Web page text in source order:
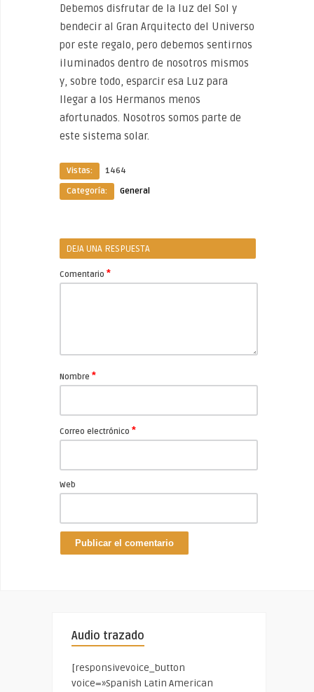
Debemos disfrutar de la luz del Sol y
bendecir al Gran Arquitecto del Universo
por este regalo, pero debemos sentirnos
iluminados dentro de nosotros mismos
y, sobre todo, esparcir esa Luz para
llegar a los Hermanos menos
afortunados. Nosotros somos parte de
este sistema solar.
Vistas:
1464
Categoría:
General
DEJA UNA RESPUESTA
Comentario *
Nombre *
Correo electrónico *
Web
Audio trazado
[responsivevoice_button
voice=»Spanish Latin American